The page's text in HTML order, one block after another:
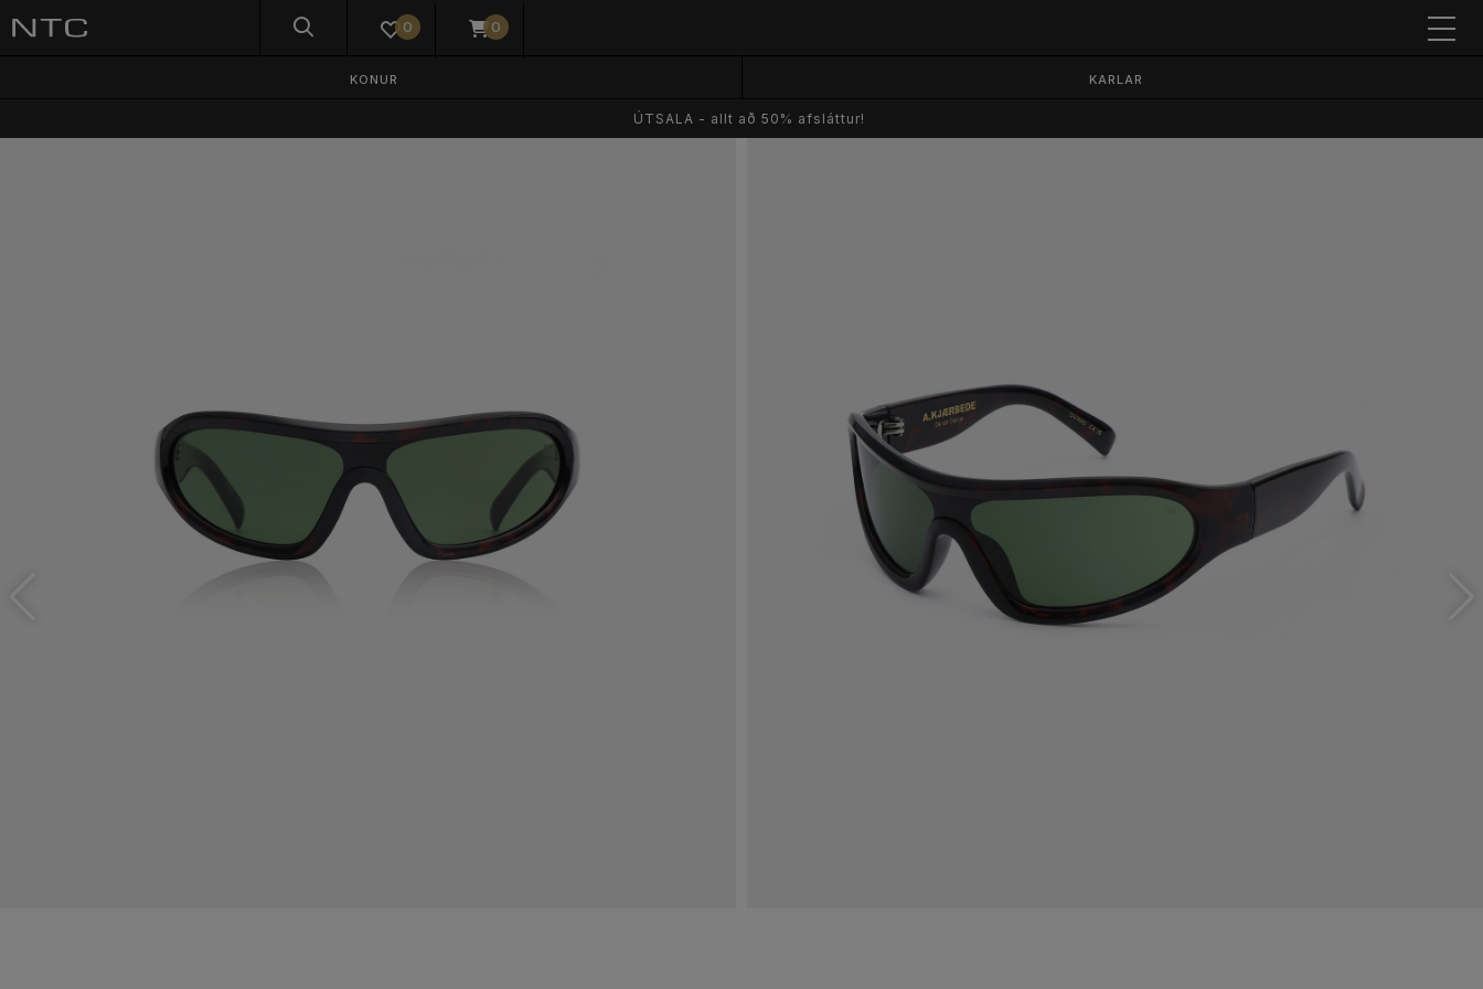
0 0
KONUR KARLAR
ÚTSALA - allt að 50% afsláttur!